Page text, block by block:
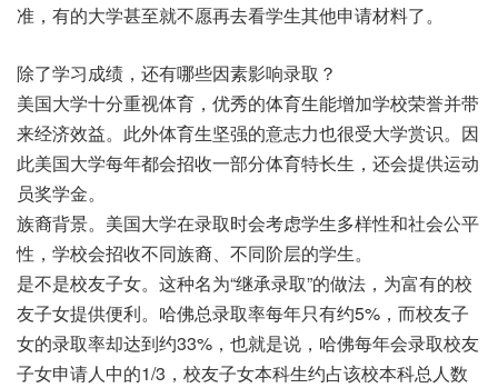
准，有的大学甚至就不愿再去看学生其他申请材料了。
除了学习成绩，还有哪些因素影响录取？
美国大学十分重视体育，优秀的体育生能增加学校荣誉并带
来经济效益。此外体育生坚强的意志力也很受大学赏识。因
此美国大学每年都会招收一部分体育特长生，还会提供运动
员奖学金。
族裔背景。美国大学在录取时会考虑学生多样性和社会公平
性，学校会招收不同族裔、不同阶层的学生。
是不是校友子女。这种名为“继承录取”的做法，为富有的校
友子女提供便利。哈佛总录取率每年只有约5%，而校友子
女的录取率却达到约33%，也就是说，哈佛每年会录取校友
子女申请人中的1/3，校友子女本科生约占该校本科总人数